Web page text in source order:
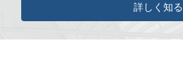
詳しく知る